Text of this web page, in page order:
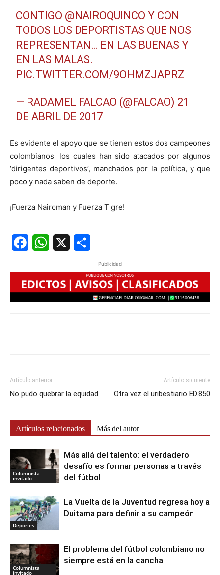
CONTIGO @NAIROQUINCO Y CON
TODOS LOS DEPORTISTAS QUE NOS
REPRESENTAN… EN LAS BUENAS Y
EN LAS MALAS.
PIC.TWITTER.COM/9OHMZJAPRZ
— RADAMEL FALCAO (@FALCAO) 21
DE ABRIL DE 2017
Es evidente el apoyo que se tienen estos dos campeones
colombianos, los cuales han sido atacados por algunos
‘dirigentes deportivos’, manchados por la política, y que
poco y nada saben de deporte.
¡Fuerza Nairoman y Fuerza Tigre!
Publicidad
Artículo anterior
No pudo quebrar la equidad
Artículo siguiente
Otra vez el uribestiario ED.850
Artículos relacionados Más del autor
Columnista
invitado
Más allá del talento: el verdadero
desafío es formar personas a través
del fútbol
Deportes
La Vuelta de la Juventud regresa hoy a
Duitama para definir a su campeón
Columnista
invitado
El problema del fútbol colombiano no
siempre está en la cancha